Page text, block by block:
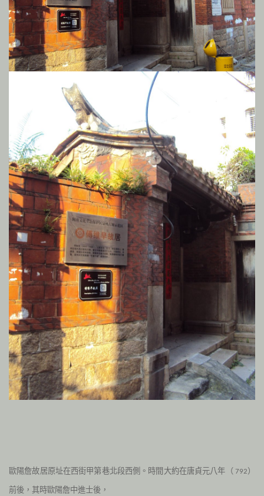
歐陽詹故居原址在西街甲第巷北段西側。時間大約在唐貞元八年（ 792）
前後，其時歐陽詹中進士後，